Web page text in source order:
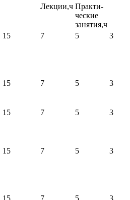
Лекции,ч Практи-
ческие
занятия,ч
15 7 5 3
15 7 5 3
15 7 5 3
15 7 5 3
15 7 5 3